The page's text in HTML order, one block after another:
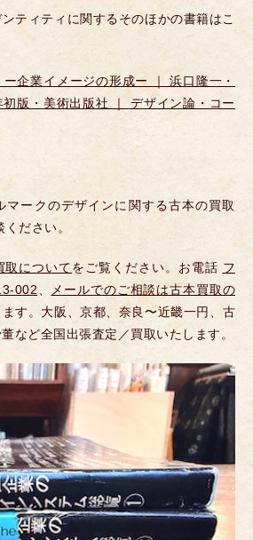
ティティに関するそのほかの書籍はこ
企業イメージの形成ー ｜ 浜口隆一・
版・美術出版社 ｜ デザイン論・コー
マークのデザインに関する古本の買取
ださい。
取についてをご覧ください。お電話 フ
002、
メールでのご相談は古本買取の
す。大阪、京都、奈良〜近畿一円、古
など全国出張査定／買取いたします。